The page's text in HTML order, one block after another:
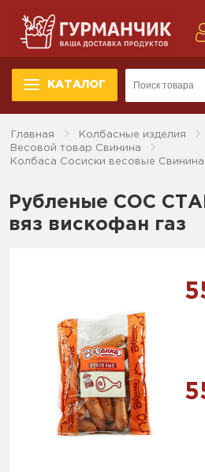
КАТАЛОГ
Главная
Колбасные изделия
Весовой товар Свинина
Колбаса Сосиски весовые Свинина
Рубленые СОС
вяз вискофан газ